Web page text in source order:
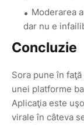
Moderarea
dar nu e
Concluzie
Sora pune în
unei platforme
Aplicaţia este
virale în câteva